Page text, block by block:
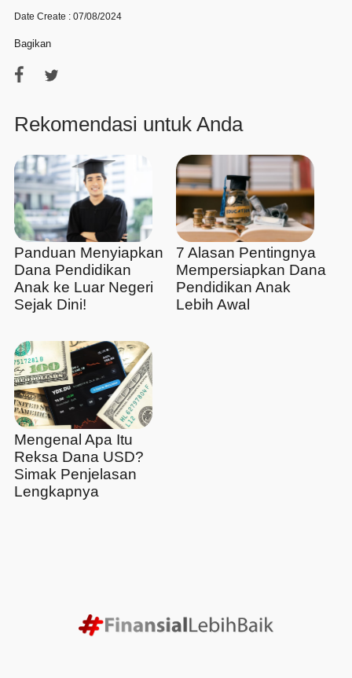
Date Create : 07/08/2024
Bagikan
Rekomendasi untuk Anda
Panduan Menyiapkan
Dana Pendidikan
Anak ke Luar Negeri
Sejak Dini!
7 Alasan Pentingnya
Mempersiapkan Dana
Pendidikan Anak
Lebih Awal
Mengenal Apa Itu
Reksa Dana USD?
Simak Penjelasan
Lengkapnya